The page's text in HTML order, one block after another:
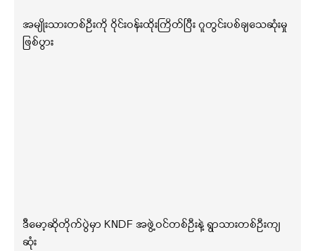
အမျိုးသားတစ်ဦးကို ဝိုင်းဝန်းထိုးကြိတ်ပြီး ဂူတွင်းပစ်ချသေဆုံးမှု
ဖြစ်ပွား
ဒီမော့ဆိုတိုက်ပွဲမှာ KNDF အဖွဲ့ဝင်တစ်ဦးနဲ့ ရွာသားတစ်ဦးကျ
ဆုံး